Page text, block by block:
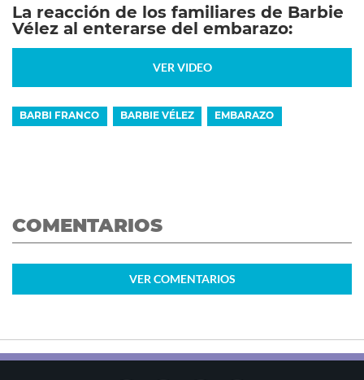
La reacción de los familiares de Barbie
Vélez al enterarse del embarazo:
VER VIDEO
BARBI FRANCO BARBIE VÉLEZ EMBARAZO
COMENTARIOS
VER COMENTARIOS